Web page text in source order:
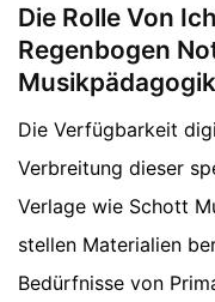
Die Rolle Von
Regenbogen
Musikpädagogik
Die Verfügbarkeit
Verbreitung dieser
Verlage wie Schott
stellen Materialien
Bedürfnisse von